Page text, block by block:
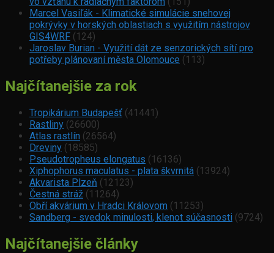
Marcel Vasiľák - Klimatické simulácie snehovej
pokrývky v horských oblastiach s využitím nástrojov
GIS4WRF (124)
Jaroslav Burian - Využití dát ze senzorických sítí pro
potřeby plánovaní města Olomouce (113)
Najčítanejšie za rok
Tropikárium Budapešť (41441)
Rastliny (26600)
Atlas rastlín (26564)
Dreviny (18585)
Pseudotropheus elongatus (16136)
Xiphophorus maculatus - plata škvrnitá (13924)
Akvarista Plzeň (12123)
Čestná stráž (11264)
Obří akvárium v Hradci Královom (11253)
Sandberg - svedok minulosti, klenot súčasnosti (9724)
Najčítanejšie články